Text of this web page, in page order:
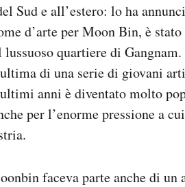
Sud e all’estero: lo ha
d’arte per Moon Bin, è
quartiere di
di una serie di giovani
anni è diventato molto
per l’enorme pressione a
faceva parte anche di un